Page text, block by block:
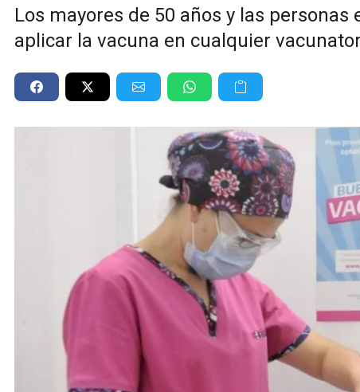
Los mayores de 50 años y las
aplicar la vacuna en cualquier